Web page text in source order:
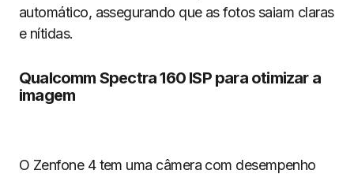
automático, assegurando que as fotos saiam claras
e nítidas.
Qualcomm Spectra 160 ISP para otimizar a
imagem
O Zenfone 4 tem uma câmera com desempenho